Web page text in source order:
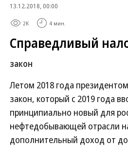
13.12.2018, 00:00
2K 4 мин.
Справедливый
закон
Летом 2018 года
закон, который с 2019 года
принципиально новый для
нефтедобывающей отрасли
дополнительный доход от